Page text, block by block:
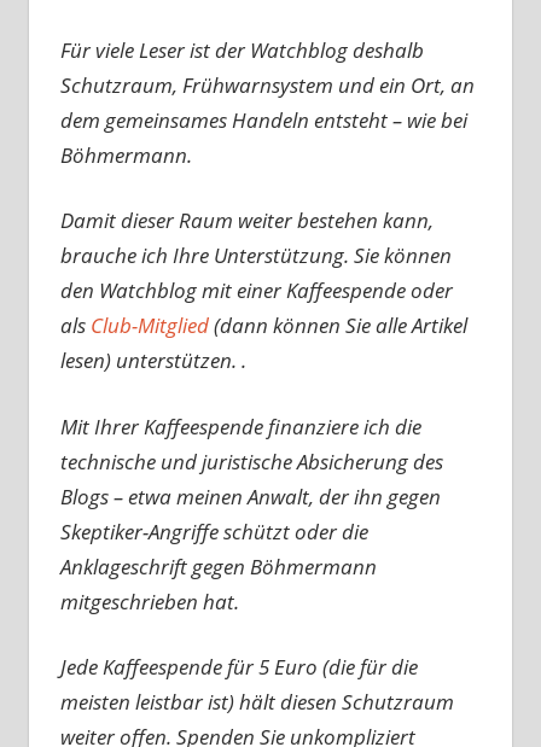
Für viele Leser ist der Watchblog deshalb
Schutzraum, Frühwarnsystem und ein Ort, an
dem gemeinsames Handeln entsteht – wie bei
Böhmermann.
Damit dieser Raum weiter bestehen kann,
brauche ich Ihre Unterstützung. Sie können
den Watchblog mit einer Kaffeespende oder
als Club-Mitglied(dann können Sie alle Artikel
lesen) unterstützen. .
Mit Ihrer Kaffeespende finanziere ich die
technische und juristische Absicherung des
Blogs – etwa meinen Anwalt, der ihn gegen
Skeptiker-Angriffe schützt oder die
Anklageschrift gegen Böhmermann
mitgeschrieben hat.
Jede Kaffeespende für 5 Euro (die für die
meisten leistbar ist) hält diesen Schutzraum
weiter offen. Spenden Sie unkompliziert